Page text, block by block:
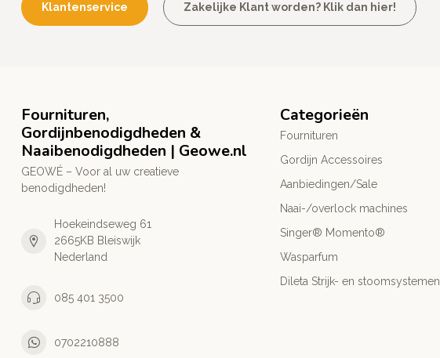
Klantenservice Zakelijke Klant worden? Klik dan hier!
Fournituren,
Gordijnbenodigdheden &
Naaibenodigdheden | Geowe.nl
GEOWÉ – Voor al uw creatieve
benodigdheden!
Hoekeindseweg 61
2665KB Bleiswijk
Nederland
085 401 3500
0702210888
Categorieën
Fournituren
Gordijn Accessoires
Aanbiedingen/Sale
Naai-/overlock machines
Singer® Momento®
Wasparfum
Dileta Strijk- en stoomsystemen